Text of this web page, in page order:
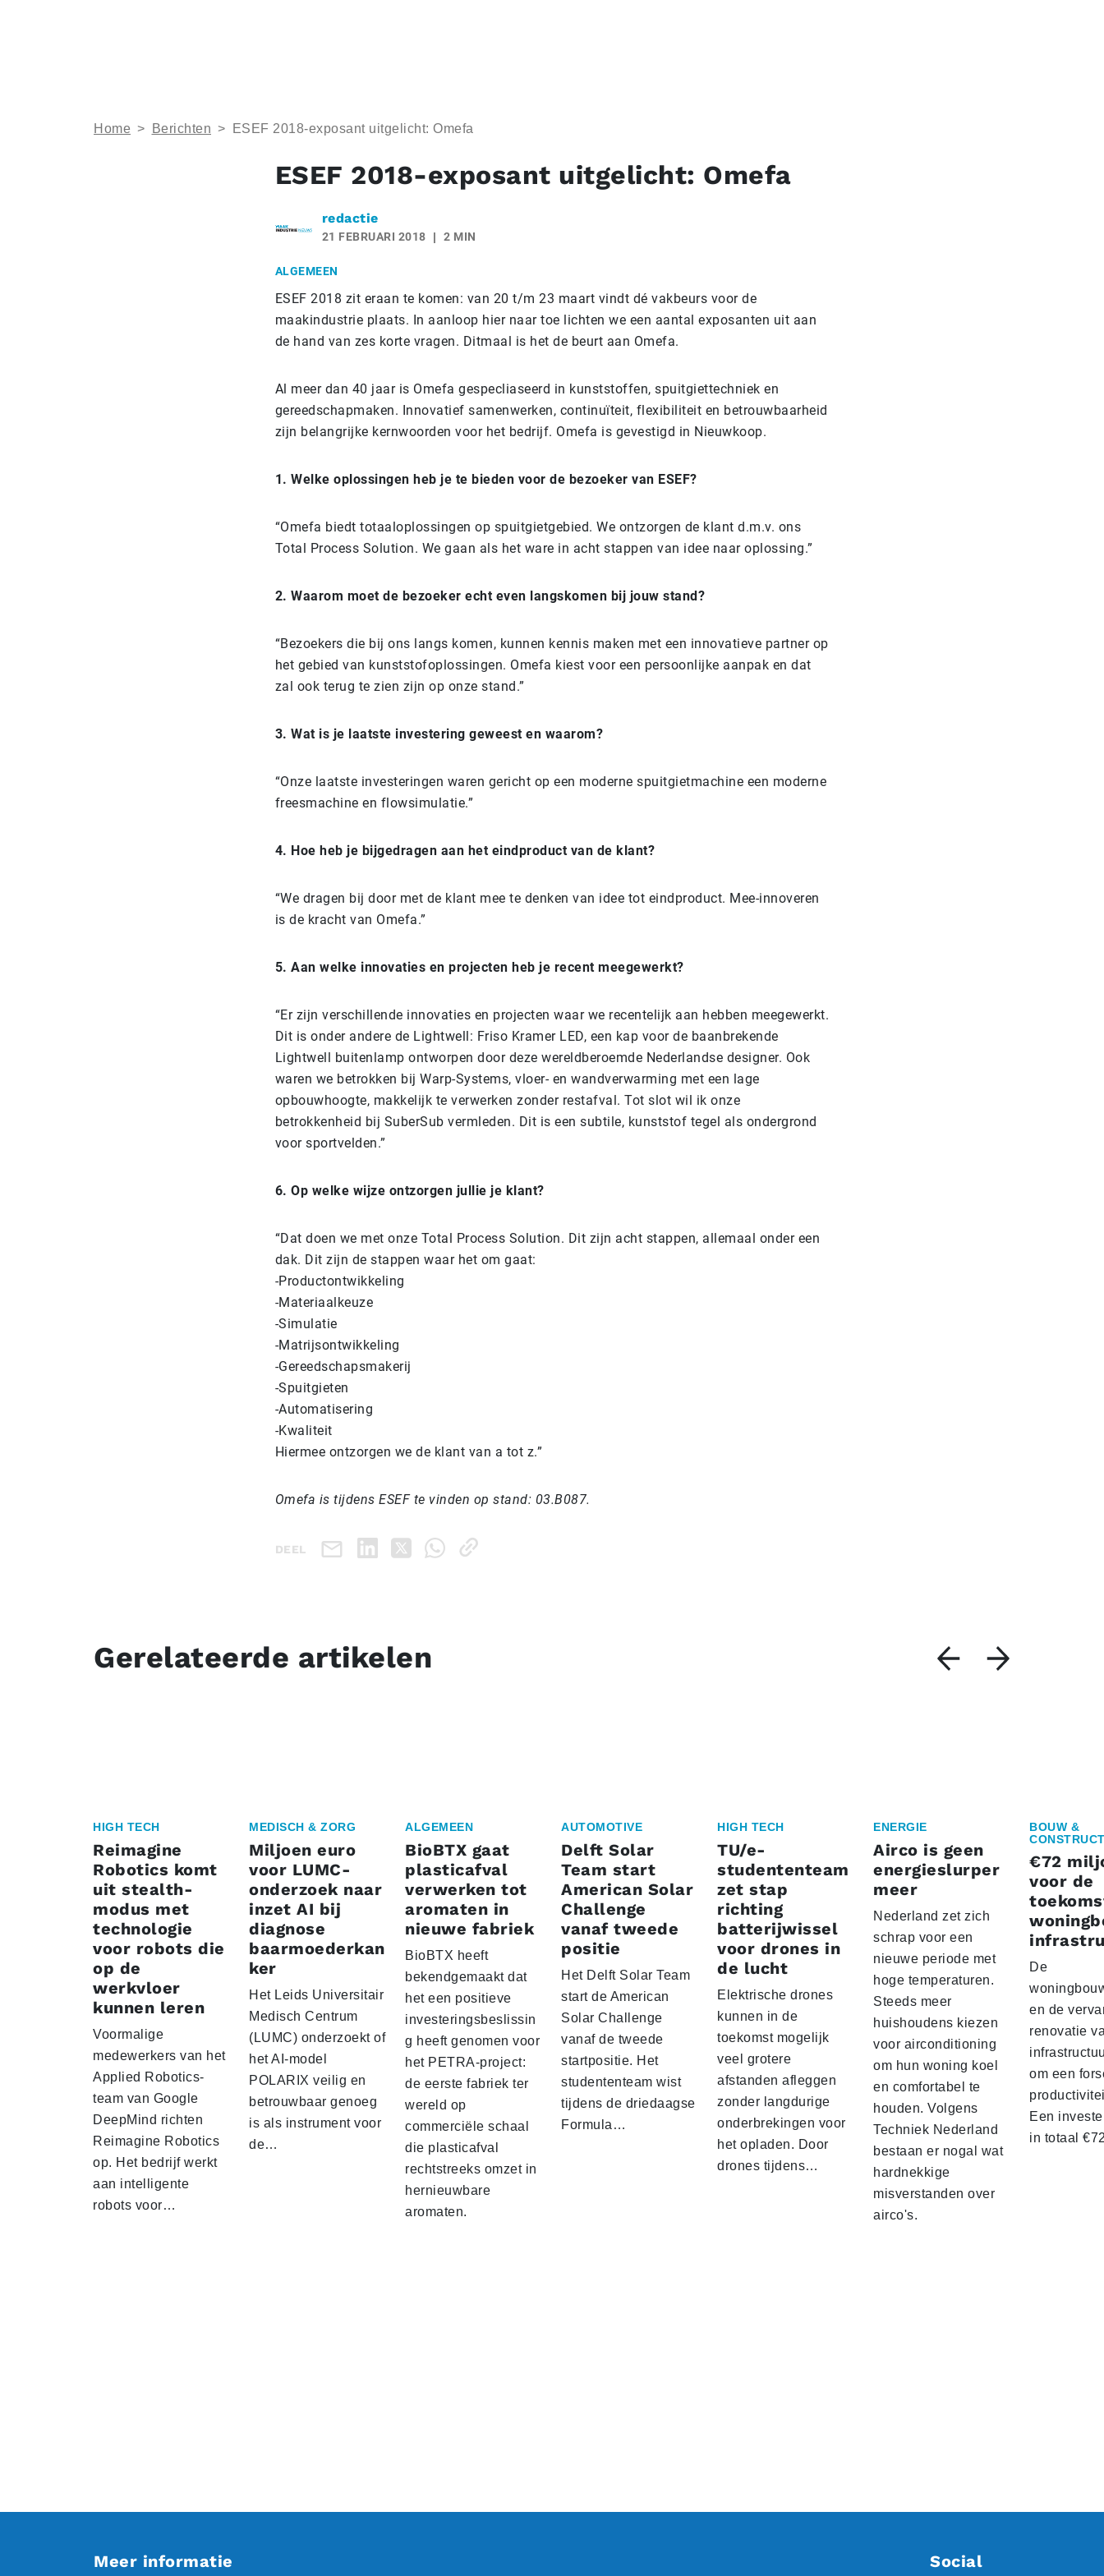
Home > Berichten > ESEF 2018-exposant uitgelicht: Omefa
ESEF 2018-exposant uitgelicht: Omefa
redactie
21 FEBRUARI 2018 2 MIN
ALGEMEEN
ESEF 2018 zit eraan te komen: van 20 t/m 23 maart vindt dé vakbeurs voor de
maakindustrie plaats. In aanloop hier naar toe lichten we een aantal exposanten uit aan
de hand van zes korte vragen. Ditmaal is het de beurt aan Omefa.
Al meer dan 40 jaar is Omefa gespecliaseerd in kunststoffen, spuitgiettechniek en
gereedschapmaken. Innovatief samenwerken, continuïteit, flexibiliteit en betrouwbaarheid
zijn belangrijke kernwoorden voor het bedrijf. Omefa is gevestigd in Nieuwkoop.
1. Welke oplossingen heb je te bieden voor de bezoeker van ESEF?
“Omefa biedt totaaloplossingen op spuitgietgebied. We ontzorgen de klant d.m.v. ons
Total Process Solution. We gaan als het ware in acht stappen van idee naar oplossing.”
2. Waarom moet de bezoeker echt even langskomen bij jouw stand?
“Bezoekers die bij ons langs komen, kunnen kennis maken met een innovatieve partner op
het gebied van kunststofoplossingen. Omefa kiest voor een persoonlijke aanpak en dat
zal ook terug te zien zijn op onze stand.”
3. Wat is je laatste investering geweest en waarom?
“Onze laatste investeringen waren gericht op een moderne spuitgietmachine een moderne
freesmachine en flowsimulatie.”
4. Hoe heb je bijgedragen aan het eindproduct van de klant?
“We dragen bij door met de klant mee te denken van idee tot eindproduct. Mee-innoveren
is de kracht van Omefa.”
5. Aan welke innovaties en projecten heb je recent meegewerkt?
“Er zijn verschillende innovaties en projecten waar we recentelijk aan hebben meegewerkt.
Dit is onder andere de Lightwell: Friso Kramer LED, een kap voor de baanbrekende
Lightwell buitenlamp ontworpen door deze wereldberoemde Nederlandse designer. Ook
waren we betrokken bij Warp-Systems, vloer- en wandverwarming met een lage
opbouwhoogte, makkelijk te verwerken zonder restafval. Tot slot wil ik onze
betrokkenheid bij SuberSub vermleden. Dit is een subtile, kunststof tegel als ondergrond
voor sportvelden.”
6. Op welke wijze ontzorgen jullie je klant?
“Dat doen we met onze Total Process Solution. Dit zijn acht stappen, allemaal onder een
dak. Dit zijn de stappen waar het om gaat:
-Productontwikkeling
-Materiaalkeuze
-Simulatie
-Matrijsontwikkeling
-Gereedschapsmakerij
-Spuitgieten
-Automatisering
-Kwaliteit
Hiermee ontzorgen we de klant van a tot z.”
Omefa is tijdens ESEF te vinden op stand: 03.B087.
DEEL
Gerelateerde artikelen
HIGH TECH
Reimagine
Robotics komt
uit stealth-
modus met
technologie
voor robots die
op de
werkvloer
kunnen leren
Voormalige
medewerkers van het
Applied Robotics-
team van Google
DeepMind richten
Reimagine Robotics
op. Het bedrijf werkt
aan intelligente
robots voor…
MEDISCH & ZORG
Miljoen euro
voor LUMC-
onderzoek naar
inzet AI bij
diagnose
baarmoederkan
ker
Het Leids Universitair
Medisch Centrum
(LUMC) onderzoekt of
het AI-model
POLARIX veilig en
betrouwbaar genoeg
is als instrument voor
de…
ALGEMEEN
BioBTX gaat
plasticafval
verwerken tot
aromaten in
nieuwe fabriek
BioBTX heeft
bekendgemaakt dat
het een positieve
investeringsbeslissin
g heeft genomen voor
het PETRA-project:
de eerste fabriek ter
wereld op
commerciële schaal
die plasticafval
rechtstreeks omzet in
hernieuwbare
aromaten.
AUTOMOTIVE
Delft Solar
Team start
American Solar
Challenge
vanaf tweede
positie
Het Delft Solar Team
start de American
Solar Challenge
vanaf de tweede
startpositie. Het
studententeam wist
tijdens de driedaagse
Formula…
HIGH TECH
TU/e-
studententeam
zet stap
richting
batterijwissel
voor drones in
de lucht
Elektrische drones
kunnen in de
toekomst mogelijk
veel grotere
afstanden afleggen
zonder langdurige
onderbrekingen voor
het opladen. Door
drones tijdens…
ENERGIE
Airco is geen
energieslurper
meer
Nederland zet zich
schrap voor een
nieuwe periode met
hoge temperaturen.
Steeds meer
huishoudens kiezen
voor airconditioning
om hun woning koel
en comfortabel te
houden. Volgens
Techniek Nederland
bestaan er nogal wat
hardnekkige
misverstanden over
airco's.
BOUW &
€72
voor de
De
en de
renovatie
om een
Een
in totaal
Meer informatie Social